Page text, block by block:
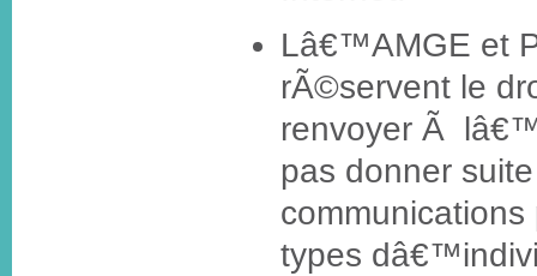
Lâ€™AMGE et
rÃ©servent le
renvoyer Ã
pas donner
types